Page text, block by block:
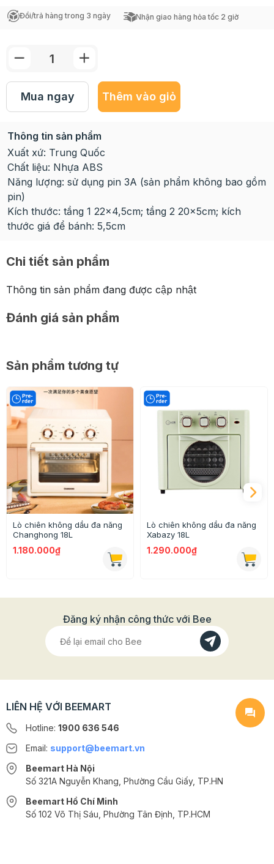
Đổi/trả hàng trong 3 ngày Nhận giao hàng hỏa tốc 2 giờ
Mua ngay Thêm vào giỏ
Thông tin sản phẩm
Xuất xứ: Trung Quốc
Chất liệu: Nhựa ABS
Năng lượng: sử dụng pin 3A (sản phẩm không bao gồm
pin)
Kích thước: tầng 1 22x4,5cm; tầng 2 20x5cm; kích
thước giá để bánh: 5,5cm
Chi tiết sản phẩm
Thông tin sản phẩm đang được cập nhật
Đánh giá sản phẩm
Sản phẩm tương tự
Lò chiên không dầu đa năng
Changhong 18L
1.180.000₫
Lò chiên không dầu đa năng
Xabazy 18L
1.290.000₫
Đăng ký nhận công thức với Bee
LIÊN HỆ VỚI BEEMART
Hotline: 1900 636 546
Email: support@beemart.vn
Beemart Hà Nội
Số 321A Nguyễn Khang, Phường Cầu Giấy, TP.HN
Beemart Hồ Chí Minh
Số 102 Võ Thị Sáu, Phường Tân Định, TP.HCM